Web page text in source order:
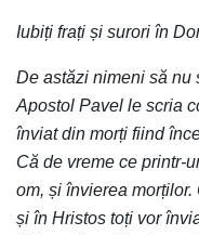
Iubiți frați și surori în
De astăzi nimeni să nu
Apostol Pavel le scria
înviat din morți fiind
Că de vreme ce printr-
om, și învierea morților.
și în Hristos toți vor